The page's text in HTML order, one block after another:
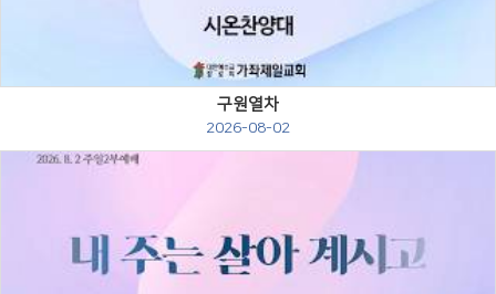
구원열차
2026-08-02